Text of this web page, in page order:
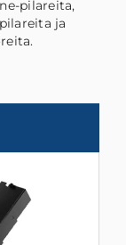
pilareita,
ja